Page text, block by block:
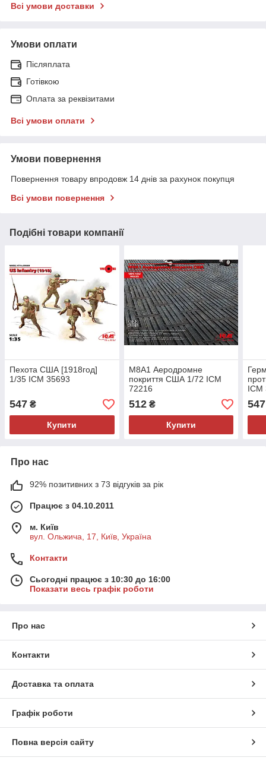
Всі умови доставки
Умови оплати
Післяплата
Готівкою
Оплата за реквізитами
Всі умови оплати
Умови повернення
Повернення товару впродовж 14 днів за рахунок покупця
Всі умови повернення
Подібні товари компанії
Пехота США [1918год]
1/35 ICM 35693
547 ₴
Купити
M8A1 Аеродромне
покриття США 1/72 ICM
72216
512₴
Купити
ICM
547
Про нас
92% позитивних з 73 відгуків за рік
Працює з 04.10.2011
м. Київ
вул. Ольжича, 17, Київ, Україна
Контакти
Сьогодні працює з 10:30 до 16:00
Показати весь графік роботи
Про нас
Контакти
Доставка та оплата
Графік роботи
Повна версія сайту